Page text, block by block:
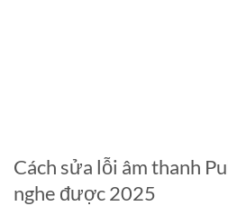
Cách sửa lỗi âm thanh
nghe được 2025